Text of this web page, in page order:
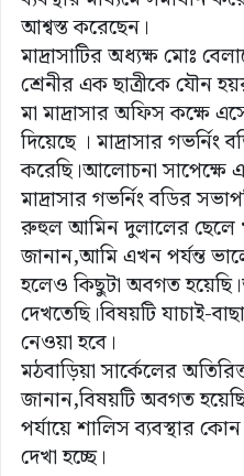
আশ্বস্ত করেছেন।
মাদ্রাসাটির অধ্যক্ষ মোঃ
শ্রেনীর এক ছাত্রীকে যৌন
মা মাদ্রাসার অফিস কক্ষে
দিয়েছে । মাদ্রাসার
করেছি।আলোচনা সাপেক্ষে এ
মাদ্রাসার গভর্নিং বডির
রুহুল আমিন দুলালের ছেলে
জানান,আমি এখন পর্যন্ত
হলেও কিছুটা অবগত
দেখতেছি।বিষয়টি যাচাই-
নেওয়া হবে।
মঠবাড়িয়া সার্কেলের
জানান,বিষয়টি অবগত
পর্যায়ে শালিস ব্যবস্থার
দেখা হচ্ছে।